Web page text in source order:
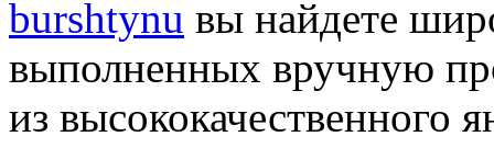
burshtynu вы найдете
выполненных вручную
из высококачественного